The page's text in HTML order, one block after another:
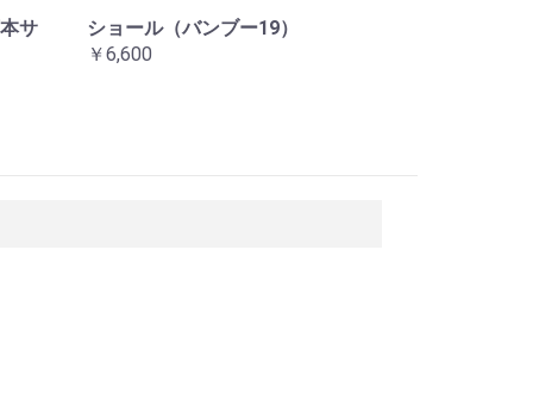
サ
ショール（バンブー19）
￥6,600